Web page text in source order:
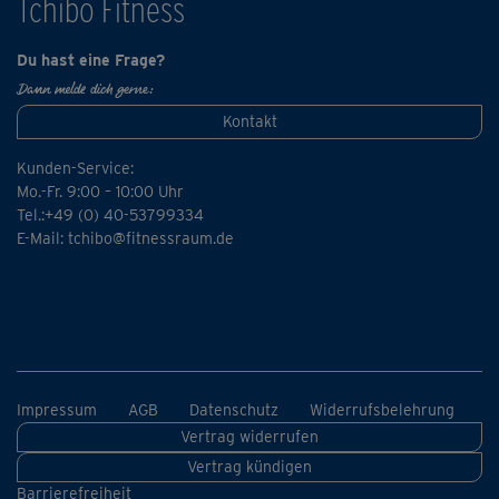
gute bis sehr gute Grundfitness mitbringen und keine
Herz-Kreislauf-Erkrankungen oder Gelenkprobleme
haben.
Tchibo Fitness
Du hast eine Frage?
Dann melde dich gerne:
Kontakt
Kunden-Service:
Mo.-Fr. 9:00 – 10:00 Uhr
Tel.:+49 (0) 40-53799334
E-Mail: tchibo@fitnessraum.de
Impressum AGB Datenschutz
Widerrufsbelehrung
Vertrag widerrufen
Vertrag kündigen
Barrierefreiheit